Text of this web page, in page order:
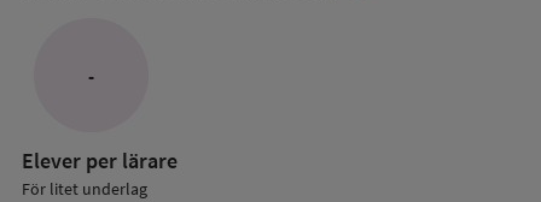
-
Elever per lärare
För litet underlag